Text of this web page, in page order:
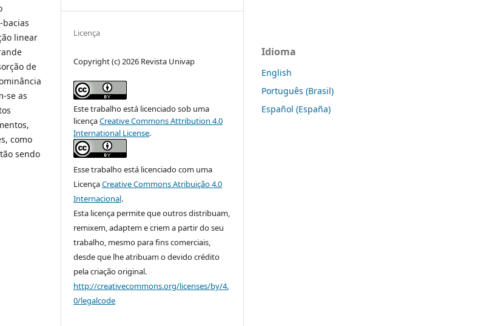
linear
de
se as
como
sendo
Licença
Copyright (c) 2026 Revista Univap
Este trabalho está licenciado sob uma
licençaCreative Commons Attribution 4.0
International License.
Esse trabalho está licenciado com uma
LicençaCreative Commons Atribuição 4.0
Internacional.
Esta licença permite que outros distribuam,
remixem, adaptem e criem a partir do seu
trabalho, mesmo para fins comerciais,
desde que lhe atribuam o devido crédito
pela criação original.
http://creativecommons.org/licenses/by/4.
0/legalcode
Idioma
English
Português (Brasil)
Español (España)